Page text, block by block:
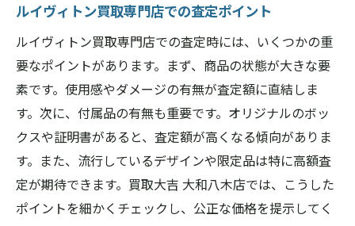
ルイヴィトン買取専門店での査定ポイント
ルイヴィトン買取専門店での査定時には、いくつかの重
要なポイントがあります。まず、商品の状態が大きな要
素です。使用感やダメージの有無が査定額に直結しま
す。次に、付属品の有無も重要です。オリジナルのボッ
クスや証明書があると、査定額が高くなる傾向がありま
す。また、流行しているデザインや限定品は特に高額査
定が期待できます。買取大吉 大和八木店では、こうした
ポイントを細かくチェックし、公正な価格を提示してく